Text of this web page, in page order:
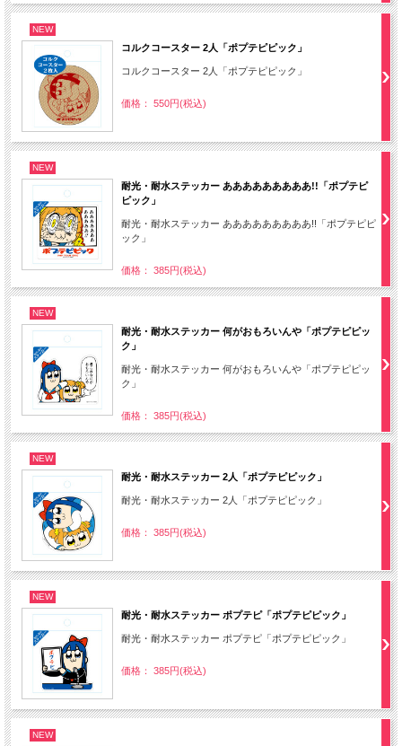
NEW
コルクコースター 2人「ポプテピピック」
コルクコースター 2人「ポプテピピック」
価格： 550円(税込)
NEW
耐光・耐水ステッカー あああああああああ!!「ポプテピ
ピック」
耐光・耐水ステッカー あああああああああ!!「ポプテピピ
ック」
価格： 385円(税込)
NEW
耐光・耐水ステッカー 何がおもろいんや「ポプテピピッ
ク」
耐光・耐水ステッカー 何がおもろいんや「ポプテピピッ
ク」
価格： 385円(税込)
NEW
耐光・耐水ステッカー 2人「ポプテピピック」
耐光・耐水ステッカー 2人「ポプテピピック」
価格： 385円(税込)
NEW
耐光・耐水ステッカー ポプテピ「ポプテピピック」
耐光・耐水ステッカー ポプテピ「ポプテピピック」
価格： 385円(税込)
NEW